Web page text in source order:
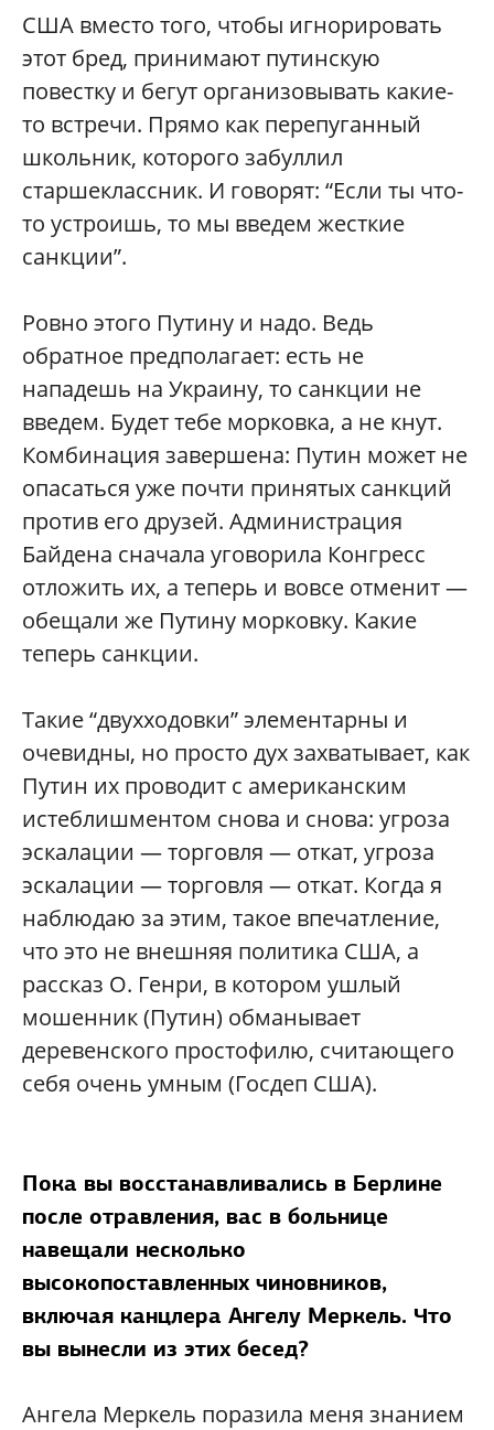
США вместо того, чтобы игнорировать
этот бред, принимают путинскую
повестку и бегут организовывать какие-
то встречи. Прямо как перепуганный
школьник, которого забуллил
старшеклассник. И говорят: “Если ты что-
то устроишь, то мы введем жесткие
санкции”.
Ровно этого Путину и надо. Ведь
обратное предполагает: есть не
нападешь на Украину, то санкции не
введем. Будет тебе морковка, а не кнут.
Комбинация завершена: Путин может не
опасаться уже почти принятых санкций
против его друзей. Администрация
Байдена сначала уговорила Конгресс
отложить их, а теперь и вовсе отменит —
обещали же Путину морковку. Какие
теперь санкции.
Такие “двухходовки” элементарны и
очевидны, но просто дух захватывает, как
Путин их проводит с американским
истеблишментом снова и снова: угроза
эскалации — торговля — откат, угроза
эскалации — торговля — откат. Когда я
наблюдаю за этим, такое впечатление,
что это не внешняя политика США, а
рассказ О. Генри, в котором ушлый
мошенник (Путин) обманывает
деревенского простофилю, считающего
себя очень умным (Госдеп США).
Пока вы восстанавливались в Берлине
после отравления, вас в больнице
навещали несколько
высокопоставленных чиновников,
включая канцлера Ангелу Меркель. Что
вы вынесли из этих бесед?
Ангела Меркель поразила меня знанием